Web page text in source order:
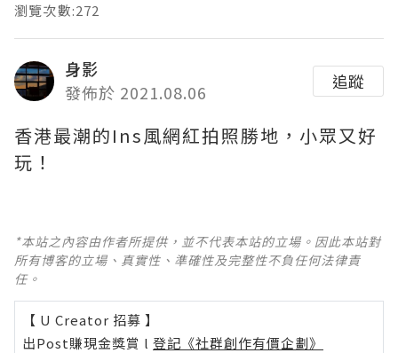
瀏覽次數:272
身影
發佈於 2021.08.06
追蹤
香港最潮的Ins風網紅拍照勝地，小眾又好
玩！ ​​​​
*本站之內容由作者所提供，並不代表本站的立場。因此本站對
所有博客的立場、真實性、準確性及完整性不負任何法律責
任。
【 U Creator 招募 】
出Post賺現金獎賞 l 登記《社群創作有價企劃》